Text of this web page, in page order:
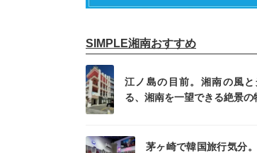
SIMPLE湘南おすすめ
江ノ島の目前。湘南の風と
る、湘南を一望できる絶景の
茅ヶ崎で韓国旅行気分